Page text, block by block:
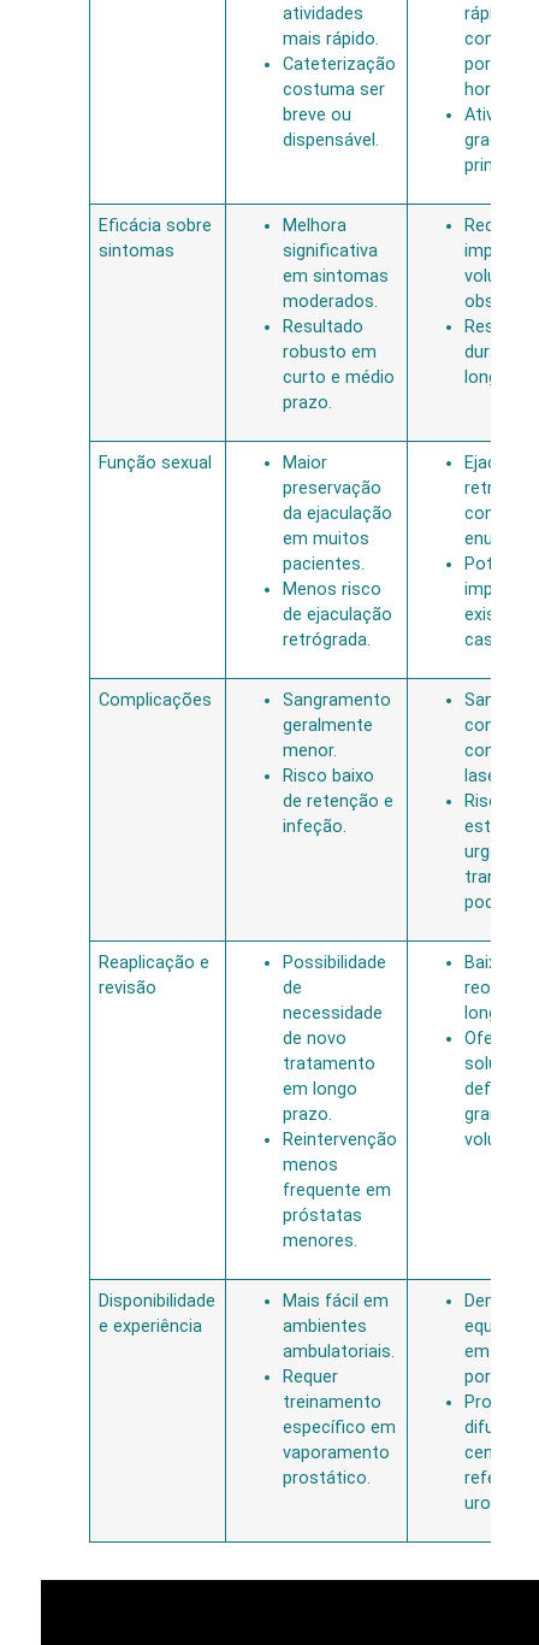
atividades
mais rápido.
Cateterização
costuma ser
breve ou
dispensável.
rápida,
com
por 24 a
horas.
Atividade
gradual
Eficácia sobre
sintomas
Melhora
significativa
em sintomas
moderados.
Resultado
robusto em
curto e médio
prazo.
Redução
volume
longo
Função sexual
Maior
preservação
da ejaculação
em muitos
pacientes.
Menos risco
de ejaculação
retrógrada.
comum
Potencial
impacto
existe,
caso a
Complicações
Sangramento
geralmente
menor.
Risco baixo
de retenção e
infeção.
com
laser.
Risco de
urgência
pode
Reaplicação e
revisão
Possibilidade
de
necessidade
de novo
tratamento
em longo
prazo.
Reintervenção
menos
frequente em
próstatas
menores.
Baixa
longo
Oferece
solução
grandes
volumes.
Disponibilidade
e experiência
Mais fácil em
ambientes
ambulatoriais.
Requer
treinamento
específico em
vaporamento
prostático.
Demanda
equipe
em
por laser.
centros